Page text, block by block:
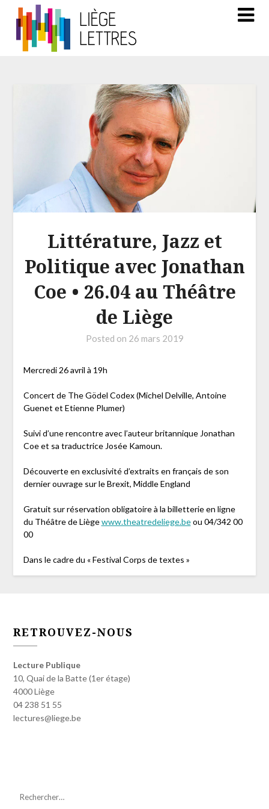
Littérature, Jazz et
Politique avec Jonathan
Coe • 26.04 au Théâtre
de Liège
Posted on 26 mars 2019
Mercredi 26 avril à 19h
Concert de The Gödel Codex (Michel Delville, Antoine
Guenet et Etienne Plumer)
Suivi d’une rencontre avec l’auteur britannique Jonathan
Coe et sa traductrice Josée Kamoun.
Découverte en exclusivité d’extraits en français de son
dernier ouvrage sur le Brexit, Middle England
Gratuit sur réservation obligatoire à la billetterie en ligne
du Théâtre de Liègewww.theatredeliege.beou 04/342 00
00
Dans le cadre du « Festival Corps de textes »
RETROUVEZ-NOUS
Lecture Publique
10, Quai de la Batte (1er étage)
4000 Liège
04 238 51 55
lectures@liege.be